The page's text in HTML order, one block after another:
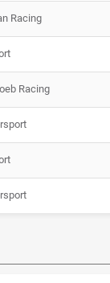
Racing
Racing